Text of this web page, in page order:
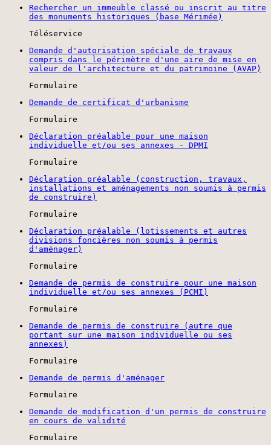
Rechercher un immeuble classé ou inscrit au titre
des monuments historiques (base Mérimée)
Téléservice
Demande d'autorisation spéciale de travaux
compris dans le périmètre d'une aire de mise en
valeur de l'architecture et du patrimoine (AVAP)
Formulaire
Demande de certificat d'urbanisme
Formulaire
Déclaration préalable pour une maison
individuelle et/ou ses annexes - DPMI
Formulaire
Déclaration préalable (construction, travaux,
installations et aménagements non soumis à permis
de construire)
Formulaire
Déclaration préalable (lotissements et autres
divisions foncières non soumis à permis
d'aménager)
Formulaire
Demande de permis de construire pour une maison
individuelle et/ou ses annexes (PCMI)
Formulaire
Demande de permis de construire (autre que
portant sur une maison individuelle ou ses
annexes)
Formulaire
Demande de permis d'aménager
Formulaire
Demande de modification d'un permis de construire
en cours de validité
Formulaire